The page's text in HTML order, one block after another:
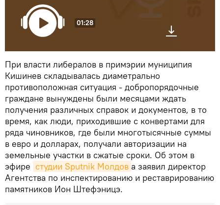
01:28
При власти либералов в примэрии муниципия
Кишинев складывалась диаметрально
противоположная ситуация - добропорядочные
граждане вынуждены были месяцами ждать
получения различных справок и документов, в то
время, как люди, приходившие с конвертами для
ряда чиновников, где были многотысячные суммы
в евро и долларах, получали авторизации на
земельные участки в сжатые сроки. Об этом в
эфире студии Sputnik Молдов а заявил директор
Агентства по инспектированию и реставрированию
памятников Ион Штефэницэ.